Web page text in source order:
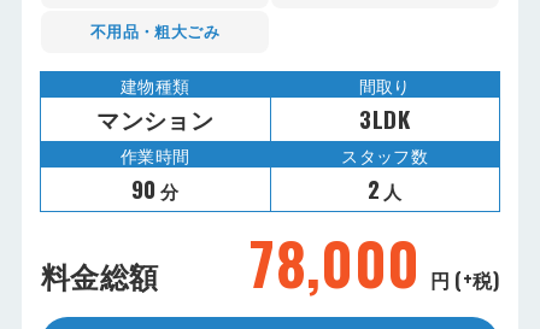
不用品・粗大ごみ
建物種類
マンション
間取り
3LDK
作業時間
90 分
スタッフ数
2 人
料金総額 78,000 円 (+税)